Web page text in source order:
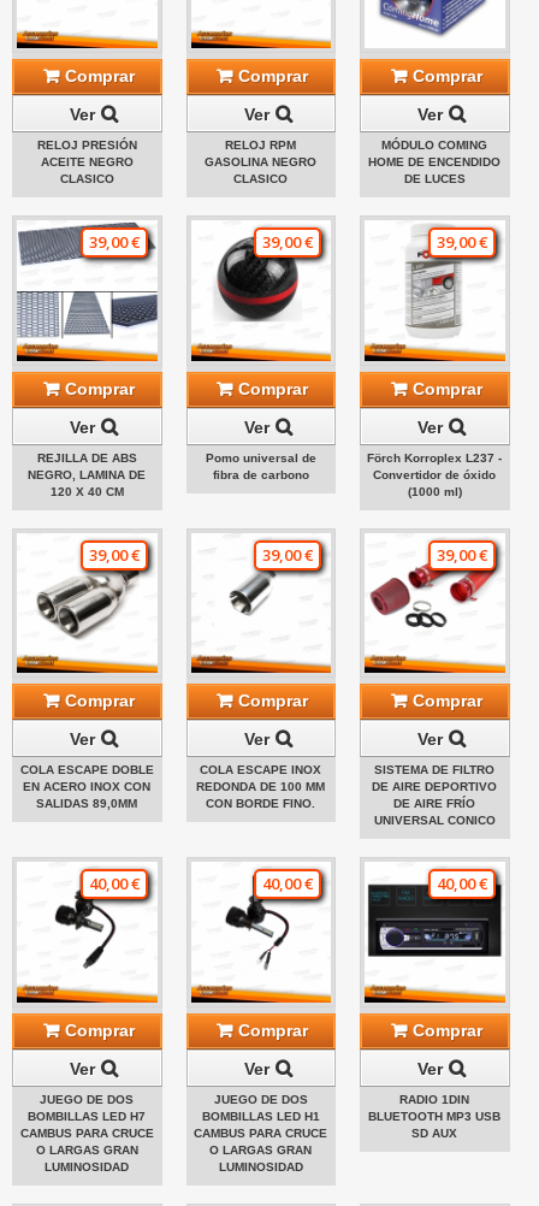
Comprar
Ver
RELOJ PRESIÓN
ACEITE NEGRO
CLASICO
Comprar
Ver
RELOJ RPM
GASOLINA NEGRO
CLASICO
Comprar
Ver
MÓDULO COMING
HOME DE ENCENDIDO
DE LUCES
39,00 €
Comprar
Ver
REJILLA DE ABS
NEGRO, LAMINA DE
120 X 40 CM
39,00 €
Comprar
Ver
Pomo universal de
fibra de carbono
39,00 €
Comprar
Ver
Förch Korroplex L237 -
Convertidor de óxido
(1000 ml)
39,00 €
Comprar
Ver
COLA ESCAPE DOBLE
EN ACERO INOX CON
SALIDAS 89,0MM
39,00 €
Comprar
Ver
COLA ESCAPE INOX
REDONDA DE 100 MM
CON BORDE FINO.
39,00 €
Comprar
Ver
SISTEMA DE FILTRO
DE AIRE DEPORTIVO
DE AIRE FRÍO
UNIVERSAL CONICO
40,00 €
Comprar
Ver
JUEGO DE DOS
BOMBILLAS LED H7
CAMBUS PARA CRUCE
O LARGAS GRAN
LUMINOSIDAD
40,00 €
Comprar
Ver
JUEGO DE DOS
BOMBILLAS LED H1
CAMBUS PARA CRUCE
O LARGAS GRAN
LUMINOSIDAD
40,00 €
Comprar
Ver
RADIO 1DIN
BLUETOOTH MP3 USB
SD AUX